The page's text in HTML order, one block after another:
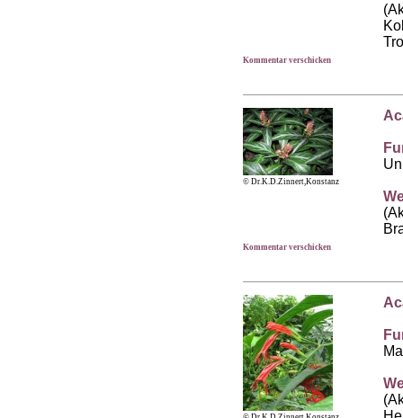
Kommentar verschicken
© Dr.K.D.Zinnert,Konstanz
Kommentar verschicken